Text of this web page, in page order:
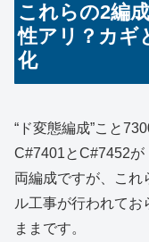
これらの2編
性アリ？カギ
化
“ド変態編成”こと
C#7401とC#7452
両編成ですが、これ
ル工事が行われて
ままです。